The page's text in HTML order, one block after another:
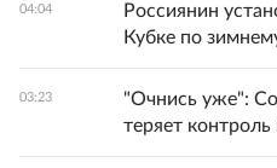
04:04
Россиянин
Кубке по
03:23
"Очнись уже":
теряет